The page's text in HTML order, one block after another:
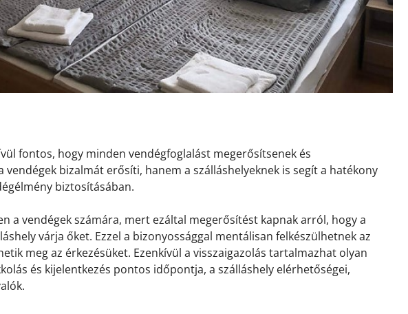
fontos, hogy minden vendégfoglalást megerősítsenek és
vendégek bizalmát erősíti, hanem a szálláshelyeknek is segít a hatékony
biztosításában.
a vendégek számára, mert ezáltal megerősítést kapnak arról, hogy a
várja őket. Ezzel a bizonyossággal mentálisan felkészülhetnek az
meg az érkezésüket. Ezenkívül a visszaigazolás tartalmazhat olyan
és kijelentkezés pontos időpontja, a szálláshely elérhetőségei,